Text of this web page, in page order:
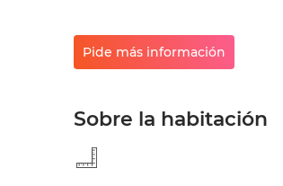
Pide más información
Sobre la habitación